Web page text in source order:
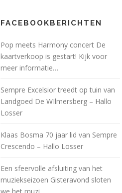
FACEBOOKBERICHTEN
Pop meets Harmony concert De
kaartverkoop is gestart! Kijk voor
meer informatie…
Sempre Excelsior treedt op tuin van
Landgoed De WIlmersberg – Hallo
Losser
Klaas Bosma 70 jaar lid van Sempre
Crescendo – Hallo Losser
Een sfeervolle afsluiting van het
muziekseizoen Gisteravond sloten